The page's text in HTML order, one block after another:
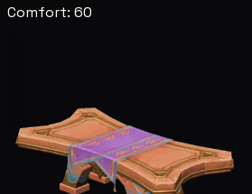
Comfort: 60